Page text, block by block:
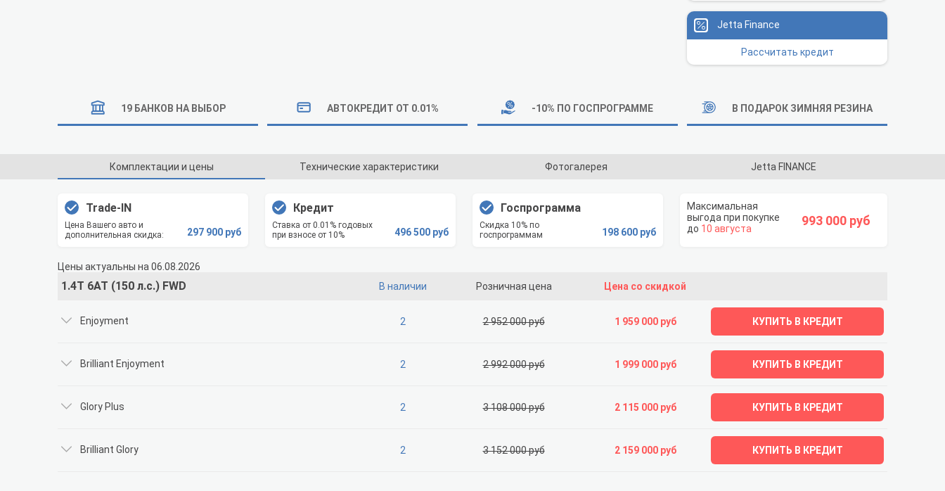
Jetta Finance
Рассчитать кредит
19 БАНКОВ НА ВЫБОР АВТОКРЕДИТ ОТ 0.01% -10% ПО ГОСПРОГРАММЕ В ПОДАРОК ЗИМНЯЯ РЕЗИНА
Комплектации и цены Технические характеристики Фотогалерея Jetta FINANCE
Trade-IN
Цена Вашего авто и
дополнительная скидка:
297 900 руб
Кредит
Ставка от 0.01% годовых
при взносе от 10%
496 500 руб
Госпрограмма
Скидка 10% по
госпрограммам
198 600 руб 10 августа
993 000 руб
Цены актуальны на 06.08.2026
1.4T 6AT (150 л.с.) FWD В наличии Розничная цена Цена со скидкой
Enjoyment 2 2 952 000 руб 1 959 000 руб КУПИТЬ В КРЕДИТ
Brilliant Enjoyment 2 2 992 000 руб 1 999 000 руб КУПИТЬ В КРЕДИТ
Glory Plus 2 3 108 000 руб 2 115 000 руб КУПИТЬ В КРЕДИТ
Brilliant Glory 2 3 152 000 руб 2 159 000 руб КУПИТЬ В КРЕДИТ